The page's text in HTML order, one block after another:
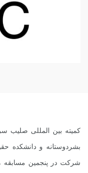
کمیته بین المللی صلیب
بشردوستانه و دانشکده
شرکت در پنجمین مسابقه